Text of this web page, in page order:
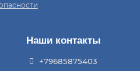
Наши контакты
+79685875403